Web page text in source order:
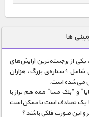
ها
از برجسته‌ترین آرایش‌های
ستارگان در آسمان شب زمین است. این آرایش شامل ۹ ستاره‌ی بزرگ، هزاران
می‌شده است.
و “بلک مسا” همه هم تراز با
یک تصادف است یا ممکن است
و این صورت فلکی باشند؟